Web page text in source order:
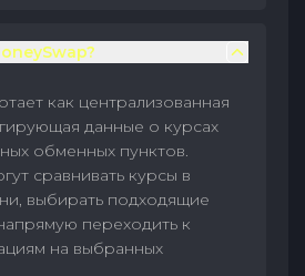
как централизованная
данные о курсах
обменных пунктов.
сравнивать курсы в
выбирать подходящие
переходить к
на выбранных